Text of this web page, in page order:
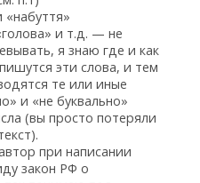
и т.д. — не
я знаю где и как
эти слова, и тем
те или иные
и «не буквально»
(вы просто потеряли
при написании
закон РФ о